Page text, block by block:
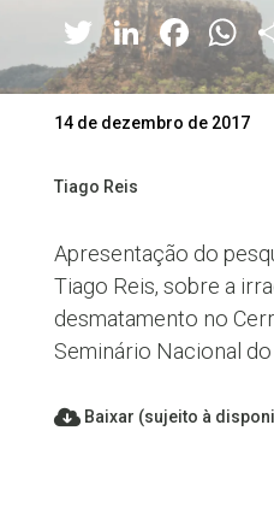
Twitter
14 de dezembro de 2017
Tiago Reis
Apresentação do
Tiago Reis, sobre a
desmatamento no
Seminário Nacional
Baixar (sujeito à